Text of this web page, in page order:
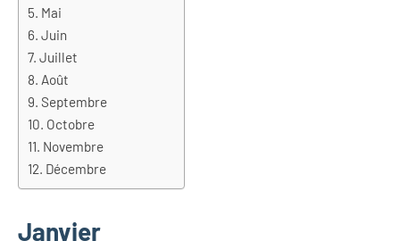
Mai
Juin
Juillet
Août
Septembre
Octobre
Novembre
Décembre
Janvier